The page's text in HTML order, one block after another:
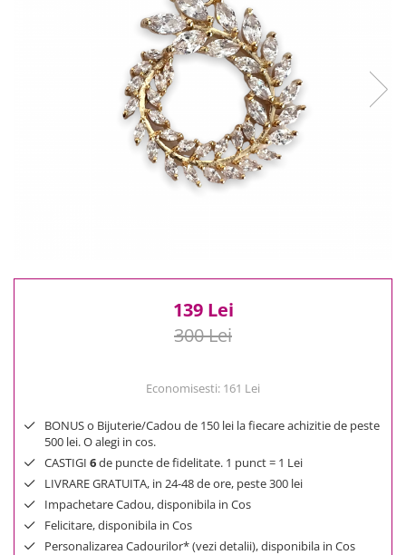
1000 Lei +
139 Lei
300 Lei
Economisesti: 161 Lei
BONUS o Bijuterie/Cadou de 150 lei la fiecare achizitie de peste
500 lei. O alegi in cos.
CASTIGI 6de puncte de fidelitate. 1 punct = 1 Lei
LIVRARE GRATUITA, in 24-48 de ore, peste 300 lei
Impachetare Cadou, disponibila in Cos
Felicitare, disponibila in Cos
Personalizarea Cadourilor* (vezi detalii), disponibila in Cos